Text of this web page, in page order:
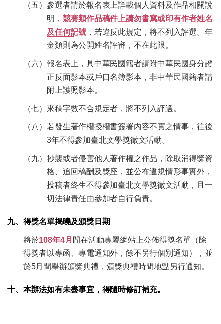
（五）參選者請於報名表上詳載個人資料及作品相關說
明， 競賽類作品稿件上請勿書寫或印有作者姓名
及任何記號 ，若違反此規定，將不列入評選。年
金類則為公開姓名評審，不在此限。
（六）報名表上，具中華民國籍者請附中華民國身分證
正反面影本或戶口名簿影本，非中華民國籍者請
附上護照影本。
（七）來稿字數不合規定者，將不列入評選。
（八）若發生著作權授權書簽署內容不實之情事，往後
3年不得參加臺北文學獎徵文活動。
（九）抄襲或者侵害他人著作權之作品，除取消得獎資
格、追回稿酬及獎座，並公布違規情形事實外，
投稿者終生不得參加臺北文學獎徵文活動，且一
切法律責任由參加者自行負責。
九、得獎名單揭曉及頒獎日期
將於108年4月 間在活動專屬網站上公佈得獎名單（除
得獎者以專函、專電通知外，餘不另行個別通知），並
於5月間舉辦頒獎典禮，頒獎典禮時間地點另行通知。
十、本辦法如有未盡事宜，得隨時修訂補充。